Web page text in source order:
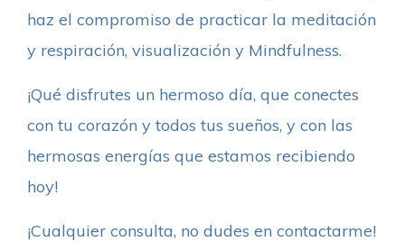
haz el compromiso de practicar la meditación
y respiración, visualización y Mindfulness.
¡Qué disfrutes un hermoso día, que conectes
con tu corazón y todos tus sueños, y con las
hermosas energías que estamos recibiendo
hoy!
¡Cualquier consulta, no dudes en contactarme!